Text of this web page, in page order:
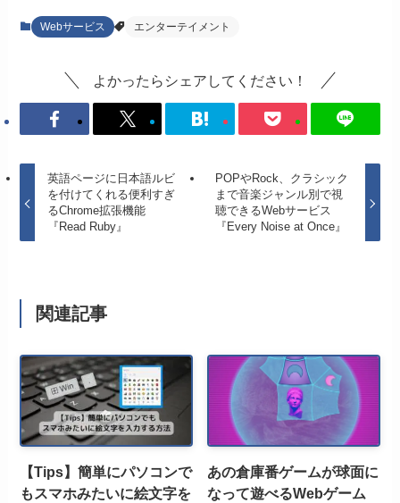
Webサービス エンターテイメント
よかったらシェアしてください！
英語ページに日本語ルビ
を付けてくれる便利すぎ
るChrome拡張機能
『Read Ruby』
POPやRock、クラシック
まで音楽ジャンル別で視
聴できるWebサービス
『Every Noise at Once』
関連記事
【Tips】簡単にパソコンで
もスマホみたいに絵文字を
あの倉庫番ゲームが球面に
なって遊べるWebゲーム